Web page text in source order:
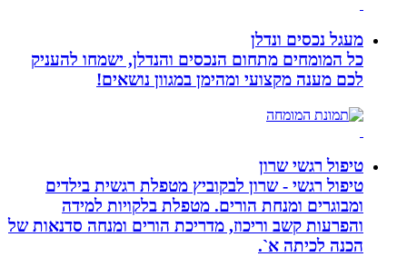
מעגל נכסים ונדלן
כל המומחים מתחום הנכסים והנדלן, ישמחו להעניק
לכם מענה מקצועי ומהימן במגוון נושאים!
טיפול רגשי שרון
טיפול רגשי - שרון לבקוביץ מטפלת רגשית בילדים
ומבוגרים ומנחת הורים. מטפלת בלקויות למידה
והפרעות קשב וריכוז, מדריכת הורים ומנחה סדנאות של
הכנה לכיתה א`.